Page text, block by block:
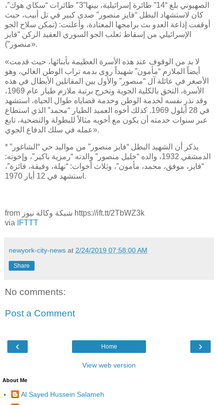
الصهيوني بلغ “14” طائرة إسرائيلية، بينها”3″ طائرات “سكاي هوك”،
كان لاستشهاد البطل “فايز منصور” صدى كبير في تل أبيب، حيث
أوقفت إذاعة العدو بث برامجها المعتادة، وأعلنت: (تمكن سلاح الجو
الإسرائيلي من إسقاط ثعلب الجو السوري العقيد الركن “فايز
منصور”)».
«لا بد من الوقوف عند هذه الأسرة العظيمة بأبنائها، حيث قدمت
أيضاً الملازم “مأمون” شهيداً روى بدمه تراب الوطن الغالي، وهو
الأصغر في عائلة آل “منصور” والأول بين المقاتلين الأبطال في هذه
الأسرة، التحق بالكلية الجوية وتخرج برتبة ملازم طيار عام 1969،
وقد نذر نفسه لخدمة الوطن وخدمة قضاياه طوال الحياة، استشهد
في 28 أيلول 1969. كذلك أخوه العميد الطيار “محمد” الذي استطاع
عبر سنوات خدمته أن يكون مع أخويه مثالاً للبطولة والتضحية، تابع
عمله في سلك الدفاع الجوي».
* يذكر أن الشهيد البطل “فايز منصور” من مواليد حي “الشاغور”
الدمشقي 1932، والده “خليل منصور” والدته “رمزية باكير”، وإخوته:
“فايز، موفق، محمد، مأمون”، وثلاث أخوات: “نهلة، وفيقة، فائزة”،
استشهد في 12 أيار 1970.
from شبكة وكالة نيوز https://ift.tt/2TbWZ3k
via
IFTTT
newyork-city-news at 2/24/2019 07:58:00 AM
Share
No comments:
Post a Comment
‹ ›
Home
View web version
About Me
Al Sayed Hussein Salameh